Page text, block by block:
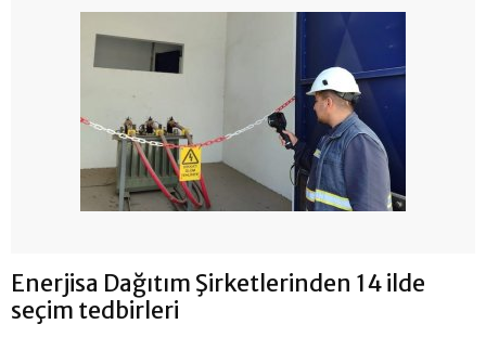
Enerjisa Dağıtım Şirketlerinden 14 ilde
seçim tedbirleri